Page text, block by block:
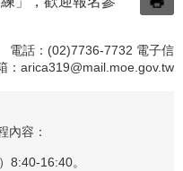
電話：(02)7736-7732 電子信
： arica319@mail.moe.gov.tw
內容：
8:40-16:40。